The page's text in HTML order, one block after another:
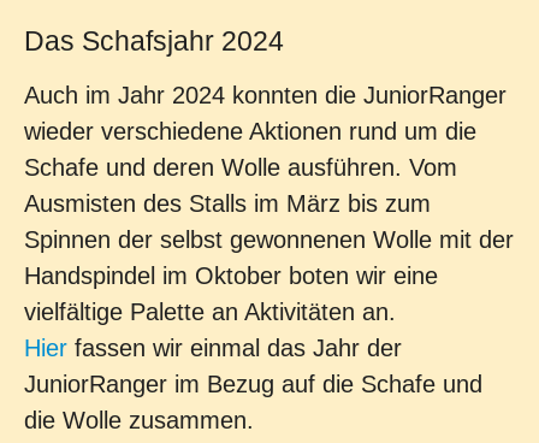
Das Schafsjahr 2024
Auch im Jahr 2024 konnten die JuniorRanger
wieder verschiedene Aktionen rund um die
Schafe und deren Wolle ausführen. Vom
Ausmisten des Stalls im März bis zum
Spinnen der selbst gewonnenen Wolle mit der
Handspindel im Oktober boten wir eine
vielfältige Palette an Aktivitäten an.
Hier fassen wir einmal das Jahr der
JuniorRanger im Bezug auf die Schafe und
die Wolle zusammen.